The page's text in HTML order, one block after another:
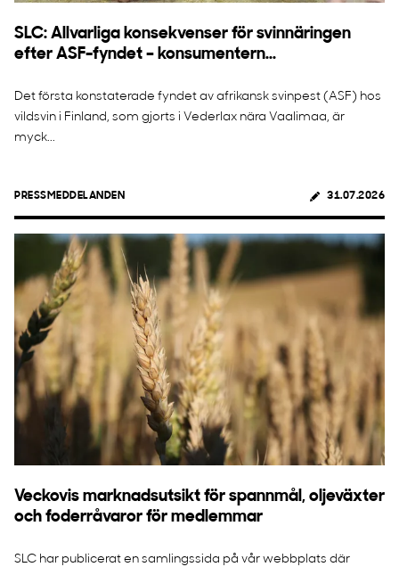
SLC: Allvarliga konsekvenser för svinnäringen
efter ASF-fyndet – konsumentern...
Det första konstaterade fyndet av afrikansk svinpest (ASF) hos
vildsvin i Finland, som gjorts i Vederlax nära Vaalimaa, är
myck...
PRESSMEDDELANDEN 31.07.2026
Veckovis marknadsutsikt för spannmål, oljeväxter
och foderråvaror för medlemmar
SLC har publicerat en samlingssida på vår webbplats där